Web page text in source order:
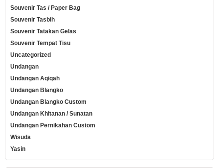
Souvenir Tas / Paper Bag
Souvenir Tasbih
Souvenir Tatakan Gelas
Souvenir Tempat Tisu
Uncategorized
Undangan
Undangan Aqiqah
Undangan Blangko
Undangan Blangko Custom
Undangan Khitanan / Sunatan
Undangan Pernikahan Custom
Wisuda
Yasin